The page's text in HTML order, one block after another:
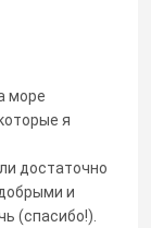
море
я
достаточно
и
(спасибо!).